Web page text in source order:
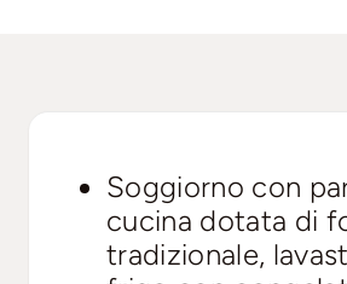
Soggiorno con
cucina dotata di
tradizionale,